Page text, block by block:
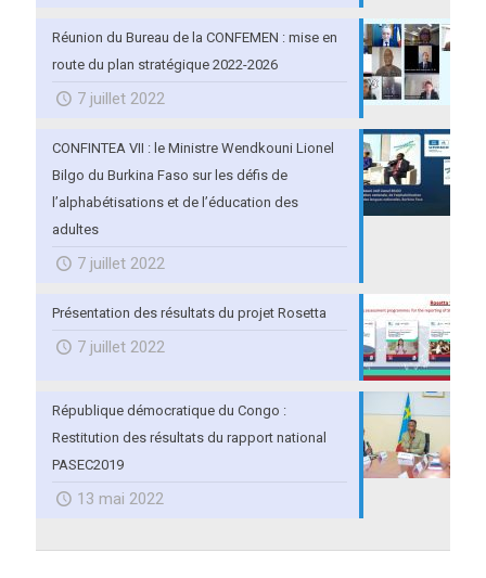
Réunion du Bureau de la CONFEMEN : mise en
route du plan stratégique 2022-2026
7 juillet 2022
CONFINTEA VII : le Ministre Wendkouni Lionel
Bilgo du Burkina Faso sur les défis de
l’alphabétisations et de l’éducation des
adultes
7 juillet 2022
Présentation des résultats du projet Rosetta
7 juillet 2022
République démocratique du Congo :
Restitution des résultats du rapport national
PASEC2019
13 mai 2022